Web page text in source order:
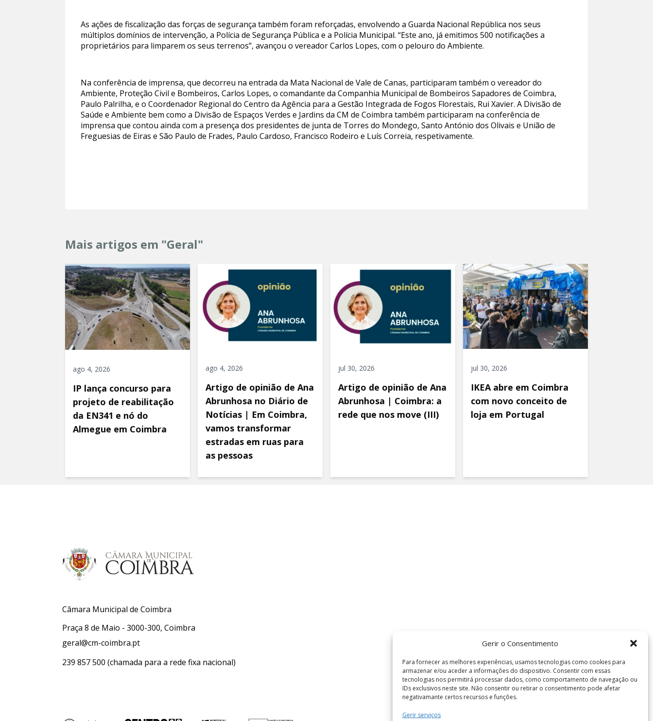
Gerir o Consentimento
Para fornecer as melhores experiências, usamos tecnologias como cookies para
armazenar e/ou aceder a informações do dispositivo. Consentir com essas
tecnologias nos permitirá processar dados, como comportamento de navegação ou
IDs exclusivos neste site. Não consentir ou retirar o consentimento pode afetar
negativamante certos recursos e funções.
Gerir serviços
As ações de fiscalização das forças de segurança também foram reforçadas, envolvendo a Guarda Nacional República nos seus
múltiplos domínios de intervenção, a Polícia de Segurança Pública e a Polícia Municipal. “Este ano, já emitimos 500 notificações a
proprietários para limparem os seus terrenos”, avançou o vereador Carlos Lopes, com o pelouro do Ambiente.
Na conferência de imprensa, que decorreu na entrada da Mata Nacional de Vale de Canas, participaram também o vereador do
Ambiente, Proteção Civil e Bombeiros, Carlos Lopes, o comandante da Companhia Municipal de Bombeiros Sapadores de Coimbra,
Paulo Palrilha, e o Coordenador Regional do Centro da Agência para a Gestão Integrada de Fogos Florestais, Rui Xavier. A Divisão de
Saúde e Ambiente bem como a Divisão de Espaços Verdes e Jardins da CM de Coimbra também participaram na conferência de
imprensa que contou ainda com a presença dos presidentes de junta de Torres do Mondego, Santo António dos Olivais e União de
Freguesias de Eiras e São Paulo de Frades, Paulo Cardoso, Francisco Rodeiro e Luís Correia, respetivamente.
Mais artigos em "Geral"
ago 4, 2026
IP lança concurso para
projeto de reabilitação
da EN341 e nó do
Almegue em Coimbra
ago 4, 2026
Artigo de opinião de Ana
Abrunhosa no Diário de
Notícias | Em Coimbra,
vamos transformar
estradas em ruas para
as pessoas
jul 30, 2026
Artigo de opinião de Ana
Abrunhosa | Coimbra: a
rede que nos move (III)
jul 30, 2026
IKEA abre em Coimbra
com novo conceito de
loja em Portugal
Câmara Municipal de Coimbra
Praça 8 de Maio - 3000-300, Coimbra
geral@cm-coimbra.pt
239 857 500 (chamada para a rede fixa nacional)